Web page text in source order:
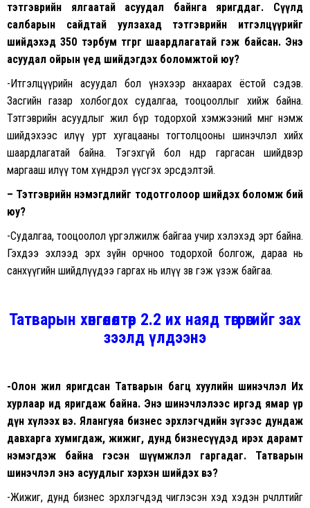
тэтгэврийн ялгаатай асуудал байнга яригддаг. Сүүлд
салбарын сайдтай уулзахад тэтгэврийн итгэлцүүрийг
шийдэхэд 350 тэрбум төгрөг шаардлагатай гэж байсан. Энэ
асуудал ойрын үед шийдэгдэх боломжтой юу?
-Итгэлцүүрийн асуудал бол үнэхээр анхаарах ёстой сэдэв.
Засгийн газар холбогдох судалгаа, тооцооллыг хийж байна.
Тэтгэврийн асуудлыг жил бүр тодорхой хэмжээний мөнгө нэмж
шийдэхээс илүү урт хугацааны тогтолцооны шинэчлэл хийх
шаардлагатай байна. Тэгэхгүй бол өнөөдөр гаргасан шийдвэр
маргааш илүү том хүндрэл үүсгэх эрсдэлтэй.
– Тэтгэврийн нэмэгдлийг тодотголоор шийдэх боломж бий
юу?
-Судалгаа, тооцоолол үргэлжилж байгаа учир хэлэхэд эрт байна.
Гэхдээ эхлээд эрх зүйн орчноо тодорхой болгож, дараа нь
санхүүгийн шийдлүүдээ гаргах нь илүү зөв гэж үзэж байгаа.
Татварын хөнгөлөлтөөр 2.2 их наяд төгрөгийг зах
зээлд үлдээнэ
-Олон жил яригдсан Татварын багц хуулийн шинэчлэл Их
хурлаар ид яригдаж байна. Энэ шинэчлэлээс иргэд ямар үр
дүн хүлээх вэ. Ялангуяа бизнес эрхлэгчдийн зүгээс дундаж
давхарга хумигдаж, жижиг, дунд бизнесүүдэд ирэх дарамт
нэмэгдэж байна гэсэн шүүмжлэл гаргадаг. Татварын
шинэчлэл энэ асуудлыг хэрхэн шийдэх вэ?
-Жижиг, дунд бизнес эрхлэгчдэд чиглэсэн хэд хэдэн өөрчлөлтийг